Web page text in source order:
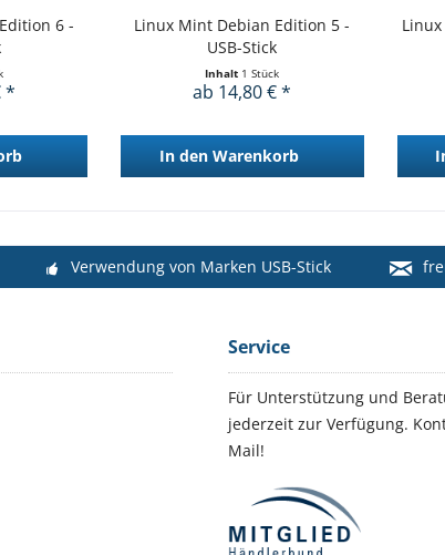
6 -
*
Linux Mint Debian Edition 5 -
USB-Stick
Inhalt 1 Stück
ab 14,80 € *
In den Warenkorb
Verwendung von Marken USB-Stick
Service
Für Unterstützung und
jederzeit zur Verfügung.
Mail!